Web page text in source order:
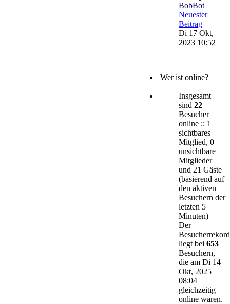
BobBot
Neuester
Beitrag
Di 17 Okt,
2023 10:52
Wer ist online?
Insgesamt
sind 22
Besucher
online :: 1
sichtbares
Mitglied, 0
unsichtbare
Mitglieder
und 21 Gäste
(basierend auf
den aktiven
Besuchern der
letzten 5
Minuten)
Der
Besucherrekord
liegt bei 653
Besuchern,
die am Di 14
Okt, 2025
08:04
gleichzeitig
online waren.